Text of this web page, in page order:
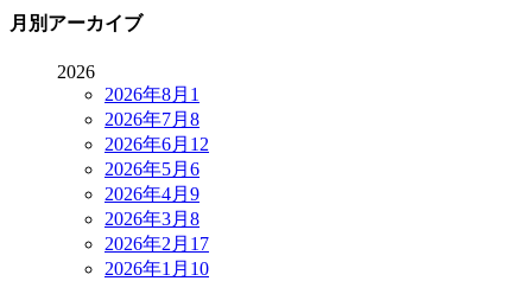
月別アーカイブ
2026
2026年8月 1
2026年7月 8
2026年6月 12
2026年5月 6
2026年4月 9
2026年3月 8
2026年2月 17
2026年1月 10